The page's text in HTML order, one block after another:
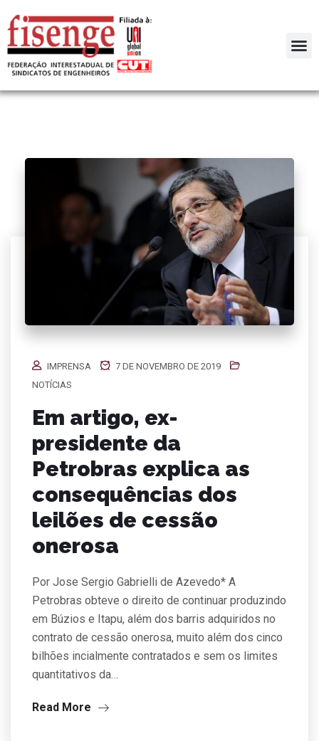
IMPRENSA
7 DE NOVEMBRO DE 2019
NOTÍCIAS
Em artigo, ex-
presidente da
Petrobras explica as
consequências dos
leilões de cessão
onerosa
Por Jose Sergio Gabrielli de Azevedo* A
Petrobras obteve o direito de continuar produzindo
em Búzios e Itapu, além dos barris adquiridos no
contrato de cessão onerosa, muito além dos cinco
bilhões incialmente contratados e sem os limites
quantitativos da…
Read More